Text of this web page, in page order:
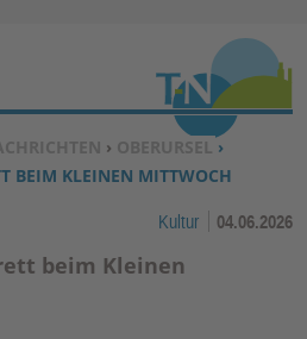
springen ↓
› OBERURSEL ›
BEIM KLEINEN MITTWOCH
Kultur 04.06.2026
beim Kleinen